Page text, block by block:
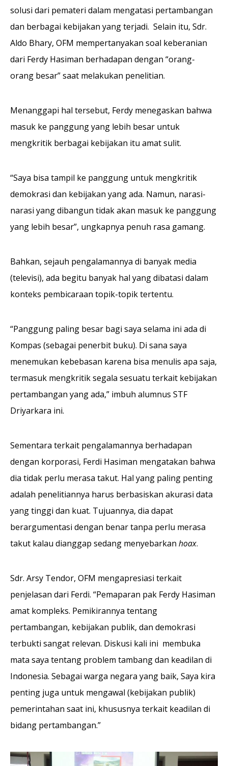
solusi dari pemateri dalam mengatasi pertambangan
dan berbagai kebijakan yang terjadi. Selain itu, Sdr.
Aldo Bhary, OFM mempertanyakan soal keberanian
dari Ferdy Hasiman berhadapan dengan “orang-
orang besar” saat melakukan penelitian.
Menanggapi hal tersebut, Ferdy menegaskan bahwa
masuk ke panggung yang lebih besar untuk
mengkritik berbagai kebijakan itu amat sulit.
“Saya bisa tampil ke panggung untuk mengkritik
demokrasi dan kebijakan yang ada. Namun, narasi-
narasi yang dibangun tidak akan masuk ke panggung
yang lebih besar”, ungkapnya penuh rasa gamang.
Bahkan, sejauh pengalamannya di banyak media
(televisi), ada begitu banyak hal yang dibatasi dalam
konteks pembicaraan topik-topik tertentu.
“Panggung paling besar bagi saya selama ini ada di
Kompas (sebagai penerbit buku). Di sana saya
menemukan kebebasan karena bisa menulis apa saja,
termasuk mengkritik segala sesuatu terkait kebijakan
pertambangan yang ada,” imbuh alumnus STF
Driyarkara ini.
Sementara terkait pengalamannya berhadapan
dengan korporasi, Ferdi Hasiman mengatakan bahwa
dia tidak perlu merasa takut. Hal yang paling penting
adalah penelitiannya harus berbasiskan akurasi data
yang tinggi dan kuat. Tujuannya, dia dapat
berargumentasi dengan benar tanpa perlu merasa
takut kalau dianggap sedang menyebarkan hoax.
Sdr. Arsy Tendor, OFM mengapresiasi terkait
penjelasan dari Ferdi. “Pemaparan pak Ferdy Hasiman
amat kompleks. Pemikirannya tentang
pertambangan, kebijakan publik, dan demokrasi
terbukti sangat relevan. Diskusi kali ini membuka
mata saya tentang problem tambang dan keadilan di
Indonesia. Sebagai warga negara yang baik, Saya kira
penting juga untuk mengawal (kebijakan publik)
pemerintahan saat ini, khususnya terkait keadilan di
bidang pertambangan.”